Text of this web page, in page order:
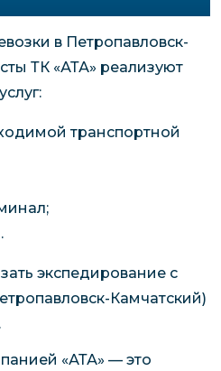
в Петропавловск-
ТК «АТА» реализуют
транспортной
экспедирование с
Камчатский)
«АТА» — это